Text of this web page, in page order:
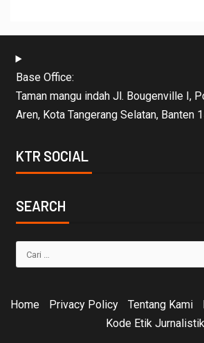
Base Office:
Taman mangu indah Jl. Bougenville I,
Aren, Kota Tangerang Selatan, Banten
KTR SOCIAL
SEARCH
Home Privacy Policy Tentang Kami
Kode Etik Jurnalistik